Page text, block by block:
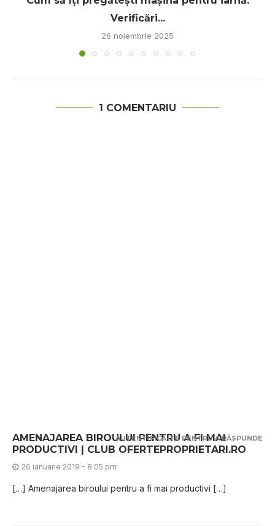
Verificări...
26 noiembrie 2025
1 COMENTARIU
AMENAJAREA BIROULUI PENTRU A FI MAI
PRODUCTIVI | CLUB OFERTEPROPRIETARI.RO
26 ianuarie 2019 - 8:05 pm
[…] Amenajarea biroului pentru a fi mai productivi […]
AUTENTIFICĂ-TE PENTRU A RĂSPUNDE